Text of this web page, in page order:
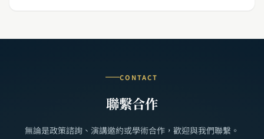
CONTACT
聯繫合作
無論是政策諮詢、演講邀約或學術合作，歡迎與我們聯繫。